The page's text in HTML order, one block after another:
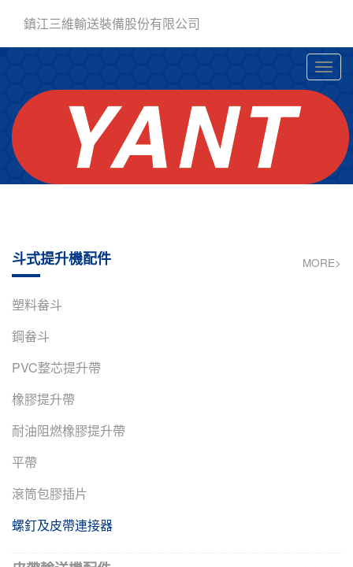
鎮江三維輸送裝備股份有限公司
MORE>
斗式提升機配件
塑料畚斗
鋼畚斗
PVC整芯提升帶
橡膠提升帶
耐油阻燃橡膠提升帶
平帶
滾筒包膠插片
螺釘及皮帶連接器